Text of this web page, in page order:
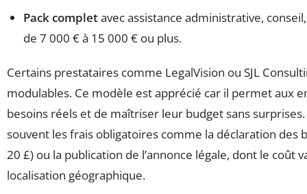
Pack completavec assistance administrative,
de 7 000 € à 15 000 € ou plus.
Certains prestataires comme LegalVision ou SJL
modulables. Ce modèle est apprécié car il permet aux
besoins réels et de maîtriser leur budget sans
souvent les frais obligatoires comme la déclaration des
20 £) ou la publication de l’annonce légale, dont le coût
localisation géographique.